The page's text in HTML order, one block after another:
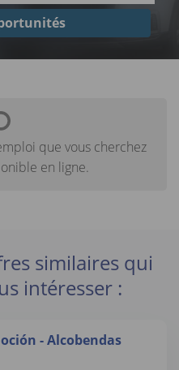
que vous cherchez
en ligne.
similaires qui
intéresser :
- Alcobendas